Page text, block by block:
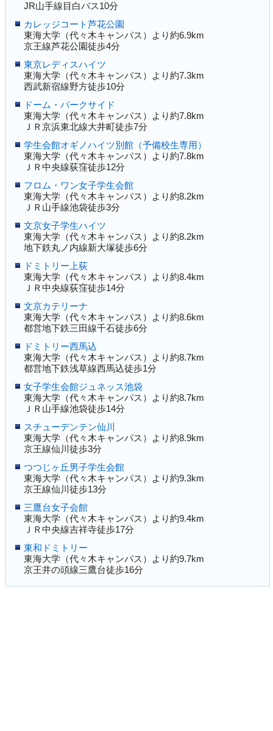
JR山手線目白バス10分
カレッジコート芦花公園
東海大学（代々木キャンパス）より約6.9km
京王線芦花公園徒歩4分
東京レディスハイツ
東海大学（代々木キャンパス）より約7.3km
西武新宿線野方徒歩10分
ドーム・パークサイド
東海大学（代々木キャンパス）より約7.8km
ＪＲ京浜東北線大井町徒歩7分
学生会館オギノハイツ別館（予備校生専用）
東海大学（代々木キャンパス）より約7.8km
ＪＲ中央線荻窪徒歩12分
フロム・ワン女子学生会館
東海大学（代々木キャンパス）より約8.2km
ＪＲ山手線池袋徒歩3分
文京女子学生ハイツ
東海大学（代々木キャンパス）より約8.2km
地下鉄丸ノ内線新大塚徒歩6分
ドミトリー上荻
東海大学（代々木キャンパス）より約8.4km
ＪＲ中央線荻窪徒歩14分
文京カテリーナ
東海大学（代々木キャンパス）より約8.6km
都営地下鉄三田線千石徒歩6分
ドミトリー西馬込
東海大学（代々木キャンパス）より約8.7km
都営地下鉄浅草線西馬込徒歩1分
女子学生会館ジュネッス池袋
東海大学（代々木キャンパス）より約8.7km
ＪＲ山手線池袋徒歩14分
スチューデンテン仙川
東海大学（代々木キャンパス）より約8.9km
京王線仙川徒歩3分
つつじヶ丘男子学生会館
東海大学（代々木キャンパス）より約9.3km
京王線仙川徒歩13分
三鷹台女子会館
東海大学（代々木キャンパス）より約9.4km
ＪＲ中央線吉祥寺徒歩17分
東和ドミトリー
東海大学（代々木キャンパス）より約9.7km
京王井の頭線三鷹台徒歩16分